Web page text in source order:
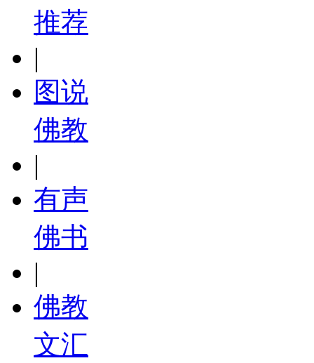
推荐
|
图说
佛教
|
有声
佛书
|
佛教
文汇